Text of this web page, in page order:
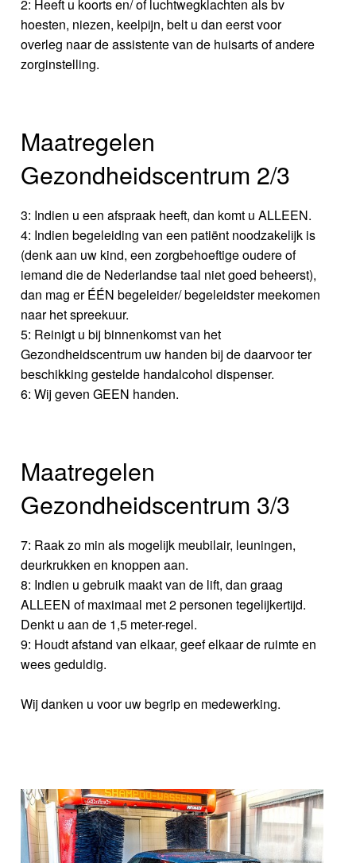
2: Heeft u koorts en/ of luchtwegklachten als bv
hoesten, niezen, keelpijn, belt u dan eerst voor
overleg naar de assistente van de huisarts of andere
zorginstelling.
Maatregelen
Gezondheidscentrum 2/3
3: Indien u een afspraak heeft, dan komt u ALLEEN.
4: Indien begeleiding van een patiënt noodzakelijk is
(denk aan uw kind, een zorgbehoeftige oudere of
iemand die de Nederlandse taal niet goed beheerst),
dan mag er ÉÉN begeleider/ begeleidster meekomen
naar het spreekuur.
5: Reinigt u bij binnenkomst van het
Gezondheidscentrum uw handen bij de daarvoor ter
beschikking gestelde handalcohol dispenser.
6: Wij geven GEEN handen.
Maatregelen
Gezondheidscentrum 3/3
7: Raak zo min als mogelijk meubilair, leuningen,
deurkrukken en knoppen aan.
8: Indien u gebruik maakt van de lift, dan graag
ALLEEN of maximaal met 2 personen tegelijkertijd.
Denkt u aan de 1,5 meter-regel.
9: Houdt afstand van elkaar, geef elkaar de ruimte en
wees geduldig.
Wij danken u voor uw begrip en medewerking.